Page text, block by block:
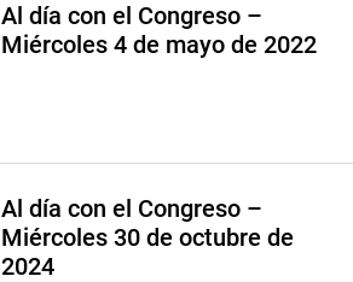
Al día con el Congreso –
Miércoles 4 de mayo de 2022
Al día con el Congreso –
Miércoles 30 de octubre de
2024